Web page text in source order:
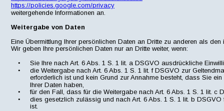
https://policies.google.com/privacy
weitergehende Informationen an.
Weitergabe von Daten
Eine Übermittlung Ihrer persönlichen Daten an Dritte zu anderen als
Wir geben Ihre persönlichen Daten nur an Dritte weiter, wenn:
•
Sie Ihre nach Art. 6 Abs. 1 S. 1 lit. a DSGVO ausdrückliche
•
die Weitergabe nach Art. 6 Abs. 1 S. 1 lit. f DSGVO zur
erforderlich ist und kein Grund zur Annahme besteht, dass Sie
Ihrer Daten haben,
•
für den Fall, dass für die Weitergabe nach Art. 6 Abs. 1 S. 1 lit. c
•
dies gesetzlich zulässig und nach Art. 6 Abs. 1 S. 1 lit. b
ist.